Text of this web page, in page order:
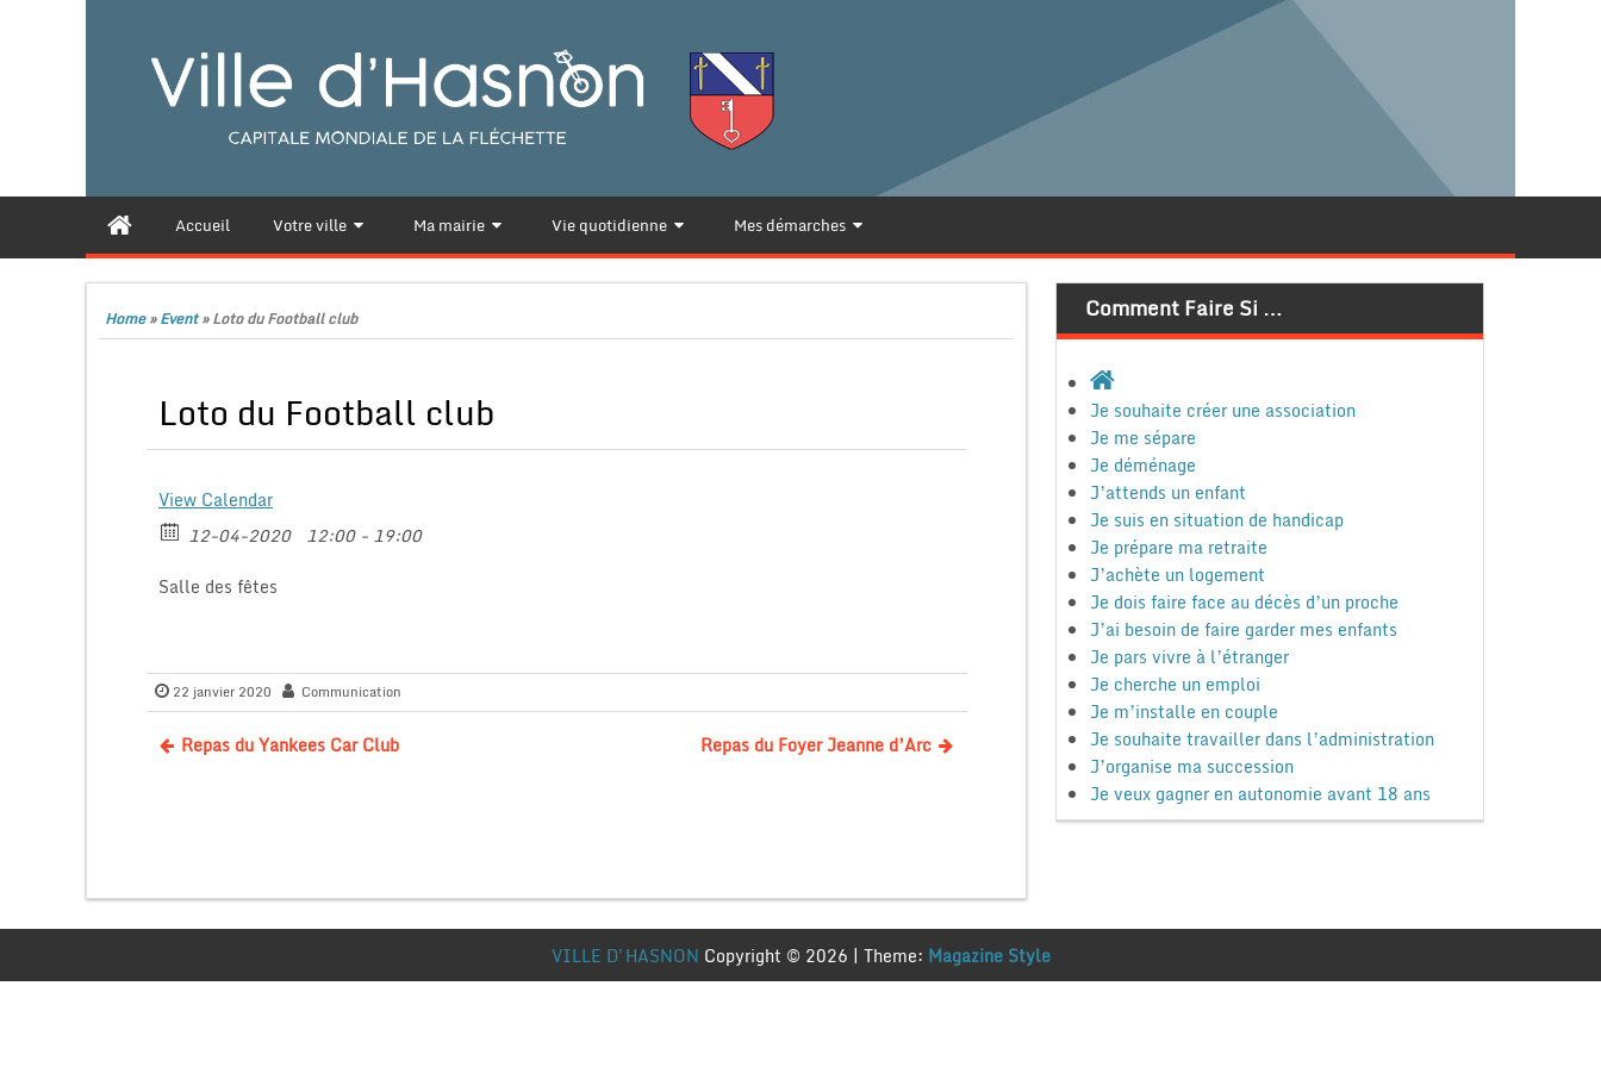
Accueil Votre ville Ma mairie Vie quotidienne Mes démarches
Home»Event»Loto du Football club
Loto du Football club
View Calendar
12-04-2020 12:00 - 19:00
Salle des fêtes
22 janvier 2020 Communication
Repas du Yankees Car Club Repas du Foyer Jeanne d’Arc
Comment Faire Si …
Je souhaite créer une association
Je me sépare
Je déménage
J’attends un enfant
Je suis en situation de handicap
Je prépare ma retraite
J’achète un logement
Je dois faire face au décès d’un proche
J’ai besoin de faire garder mes enfants
Je pars vivre à l’étranger
Je cherche un emploi
Je m’installe en couple
Je souhaite travailler dans l’administration
J’organise ma succession
Je veux gagner en autonomie avant 18 ans
VILLE D'HASNON Copyright © 2026 | Theme: Magazine Style